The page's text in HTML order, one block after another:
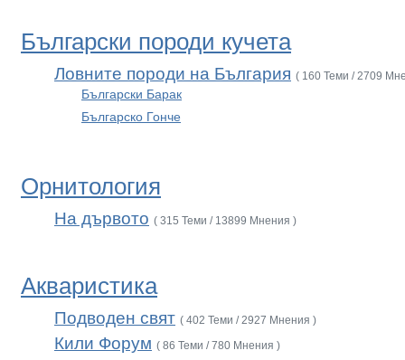
Български породи кучета
Ловните породи на България ( 160 Теми / 2709
Български Барак
Българско Гонче
Орнитология
На дървото ( 315 Теми / 13899 Мнения )
Акваристика
Подводен свят ( 402 Теми / 2927 Мнения )
Кили Форум ( 86 Теми / 780 Мнения )